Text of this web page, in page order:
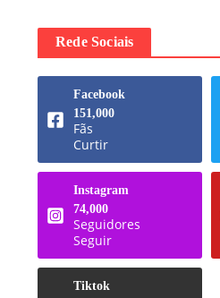
Rede Sociais
Facebook
151,000
Fãs
Curtir
Instagram
74,000
Seguidores
Seguir
Tiktok